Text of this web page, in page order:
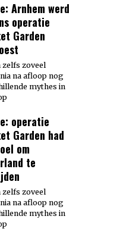
Arnhem werd
operatie
Garden
zelfs zoveel
na afloop nog
mythes in
operatie
Garden had
om
te
zelfs zoveel
na afloop nog
mythes in